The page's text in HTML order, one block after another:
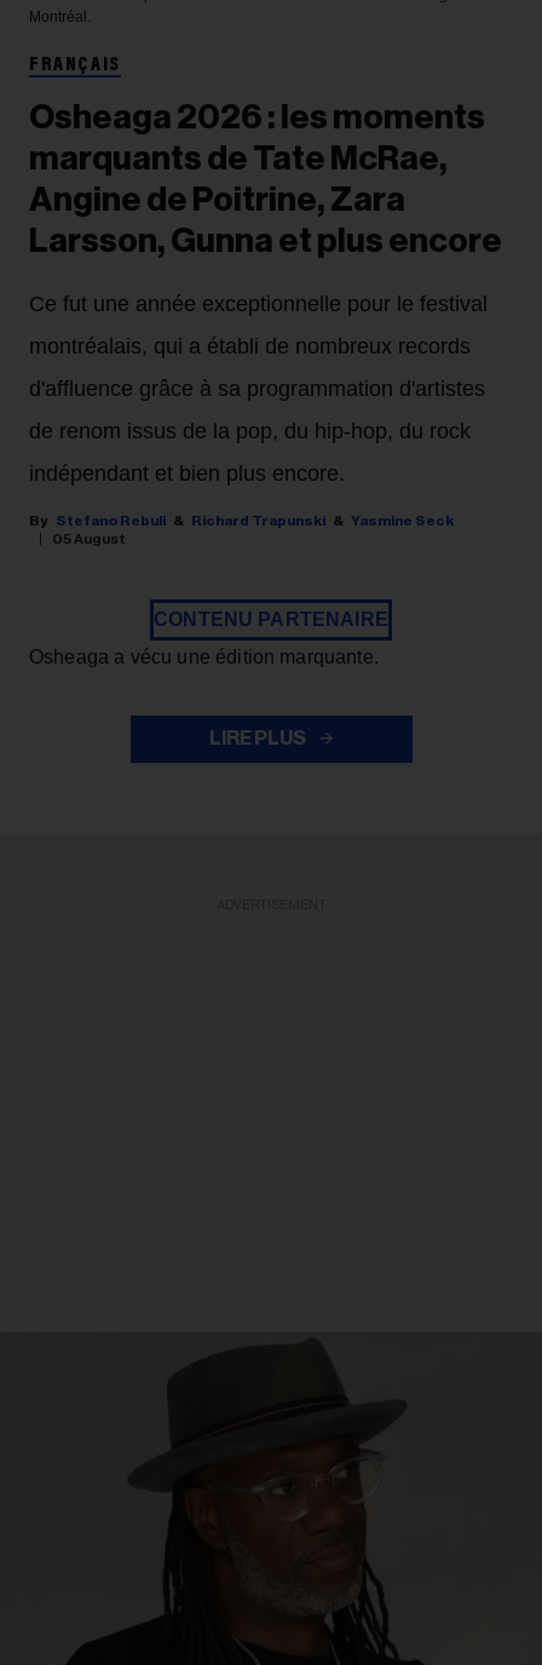
Montréal.
FRANÇAIS
Osheaga 2026 : les moments
marquants de Tate McRae,
Angine de Poitrine, Zara
Larsson, Gunna et plus encore
Ce fut une année exceptionnelle pour le festival
montréalais, qui a établi de nombreux records
d'affluence grâce à sa programmation d'artistes
de renom issus de la pop, du hip-hop, du rock
indépendant et bien plus encore.
Stefano Rebuli Richard Trapunski
Yasmine Seck
05 August
CONTENU PARTENAIRE
Osheaga a vécu une édition marquante.
LIRE PLUS